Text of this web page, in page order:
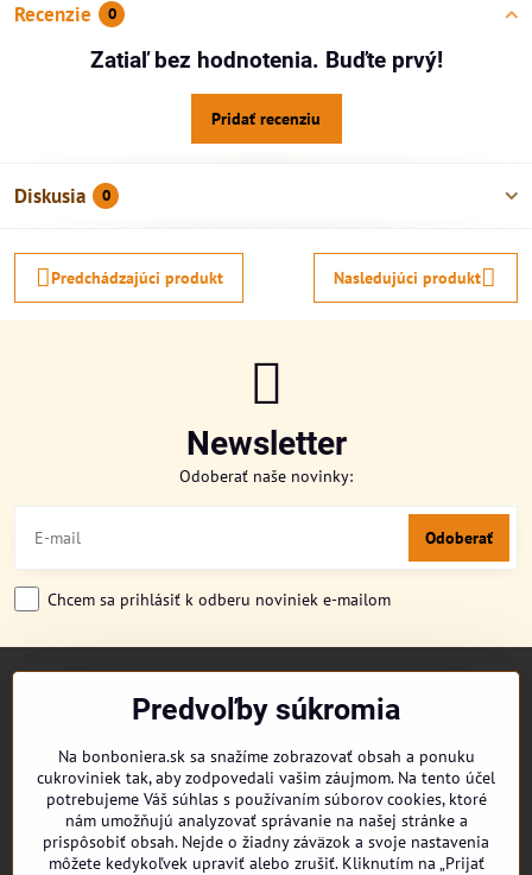
Recenzie 0
Zatiaľ bez hodnotenia. Buďte prvý!
Pridať recenziu
Diskusia 0
Predchádzajúci produkt Nasledujúci produkt
Newsletter
Odoberať naše novinky:
Odoberať
Chcem sa prihlásiť k odberu noviniek e-mailom
DORUČENIE OBJEDNÁVKY
REKLAMAČNÉ PODMIENKY
OBCHODNÉ PODMIENKY
KONTAKT
Predvoľby súkromia
Na bonboniera.sk sa snažíme zobrazovať obsah a ponuku
cukroviniek tak, aby zodpovedali vašim záujmom. Na tento účel
potrebujeme Váš súhlas s používaním súborov cookies, ktoré
nám umožňujú analyzovať správanie na našej stránke a
prispôsobiť obsah. Nejde o žiadny záväzok a svoje nastavenia
môžete kedykoľvek upraviť alebo zrušiť. Kliknutím na „Prijať